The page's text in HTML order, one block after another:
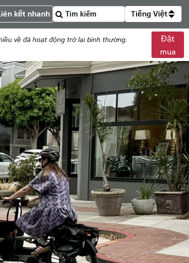
kết nhanh Tiếng Việt
về đã hoạt động trở lại bình thường.
Đặt
mua